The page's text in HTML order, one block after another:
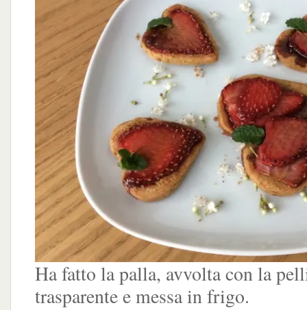
Ha fatto la palla, avvolta con la
trasparente e messa in frigo.